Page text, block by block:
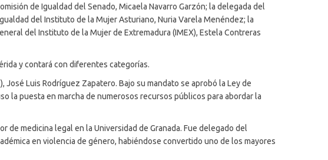
de Igualdad del Senado, Micaela Navarro Garzón; la delegada del
del Instituto de la Mujer Asturiano, Nuria Varela Menéndez; la
del Instituto de la Mujer de Extremadura (IMEX), Estela Contreras
y contará con diferentes categorías.
Luis Rodríguez Zapatero. Bajo su mandato se aprobó la Ley de
la puesta en marcha de numerosos recursos públicos para abordar la
medicina legal en la Universidad de Granada. Fue delegado del
en violencia de género, habiéndose convertido uno de los mayores